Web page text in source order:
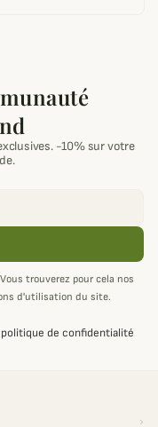
-10% sur votre
trouverez pour cela nos
d'utilisation du site.
de confidentialité